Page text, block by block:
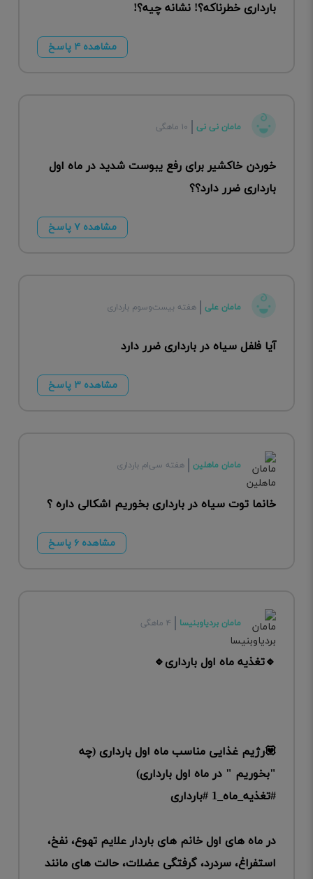
بارداری خطرناکه؟! نشانه چیه؟!
مشاهده ۴ پاسخ
مامان نی نی ۱۰ ماهگی
خوردن خاکشیر برای رفع یبوست شدید در ماه اول
بارداری ضرر دارد؟؟
مشاهده ۷ پاسخ
مامان علی هفته بیست‌وسوم بارداری
آیا فلفل سیاه در بارداری ضرر دارد
مشاهده ۳ پاسخ
مامان ماهلین هفته سی‌ام بارداری
خانما توت سیاه در بارداری بخوریم اشکالی داره ؟
مشاهده ۶ پاسخ
مامان بردیاوبنیسا ۴ ماهگی
🔹تغذیه ماه اول بارداری🔹
💟رژیم غذایی مناسب ماه اول بارداری (چه
"بخوریم " در ماه اول بارداری)
#تغذیه_ماه_1 #بارداری
در ماه های اول خانم های باردار علایم تهوع، نفخ،
استفراغ، سردرد، گرفتگی عضلات، حالت های مانند